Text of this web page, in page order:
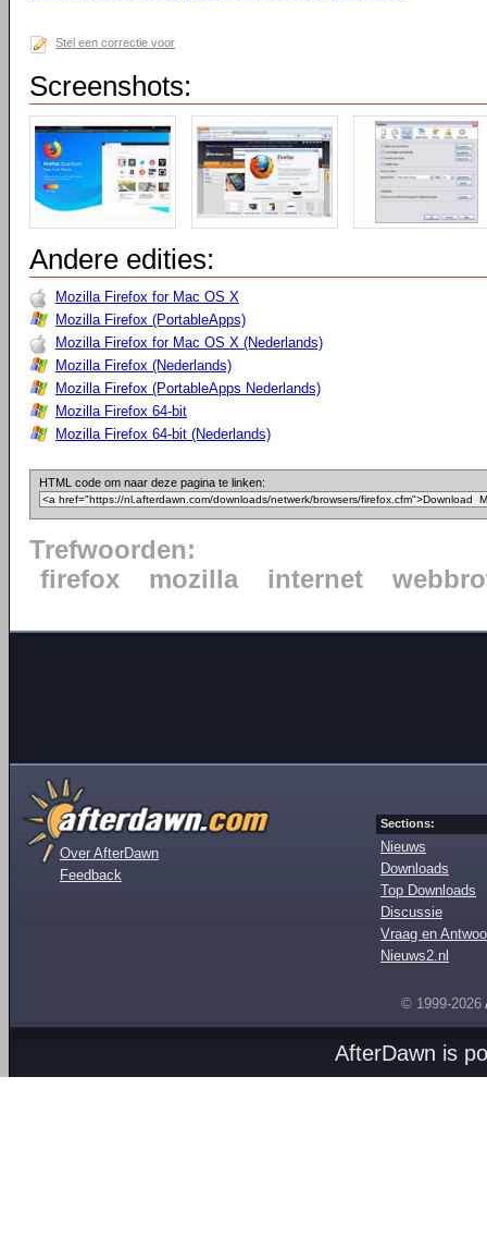
Stel een correctie voor
Screenshots:
Andere edities:
Mozilla Firefox for Mac OS X
Mozilla Firefox (PortableApps)
Mozilla Firefox for Mac OS X (Nederlands)
Mozilla Firefox (Nederlands)
Mozilla Firefox (PortableApps Nederlands)
Mozilla Firefox 64-bit
Mozilla Firefox 64-bit (Nederlands)
HTML code om naar deze pagina te linken:
Trefwoorden:
firefox
mozilla internet
Over AfterDawn
Feedback
Sections:
Nieuws
Downloads
Top Downloads
Discussie
Vraag en
Nieuws2.nl
© 1999-2026
AfterDawn is